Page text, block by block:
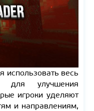
использовать весь
для улучшения
игроки уделяют
и направлениям,